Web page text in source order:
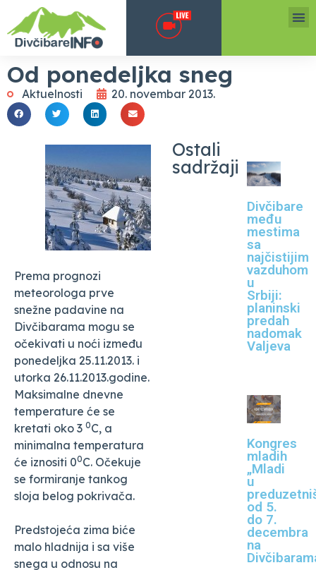
Od ponedeljka sneg
Aktuelnosti 20. novembar 2013.
Prema prognozi
meteorologa prve
snežne padavine na
Divčibarama mogu se
očekivati u noći između
ponedeljka 25.11.2013. i
utorka 26.11.2013.godine.
Maksimalne dnevne
temperature će se
kretati oko 3 0C, a
minimalna temperatura
će iznositi 00C. Očekuje
se formiranje tankog
sloja belog pokrivača.
Predstojeća zima biće
malo hladnija i sa više
snega u odnosu na
Ostali
sadržaji
Divčibare
među
mestima
sa
najčistijim
vazduhom
u
Srbiji:
planinski
predah
nadomak
Valjeva
Kongres
mladih
„Mladi
u
od 5.
do 7.
decembra
na